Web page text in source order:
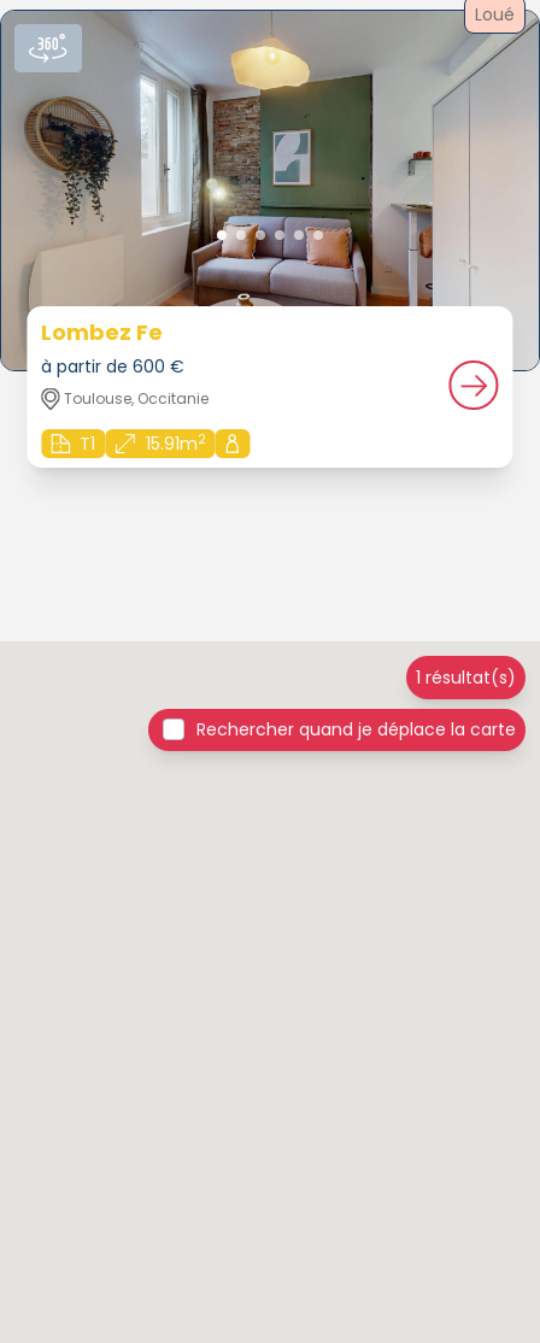
Loué
Lombez Fe
à partir de 600 €
Toulouse, Occitanie
T1 15.91m2
1 résultat(s)
Rechercher quand je déplace la carte